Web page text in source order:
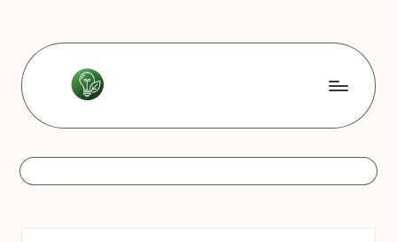
content
L
e
s
astuces